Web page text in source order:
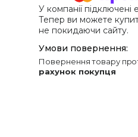
У компанії підключені
Тепер ви можете
не покидаючи сайту.
повернення товару
рахунок покупця